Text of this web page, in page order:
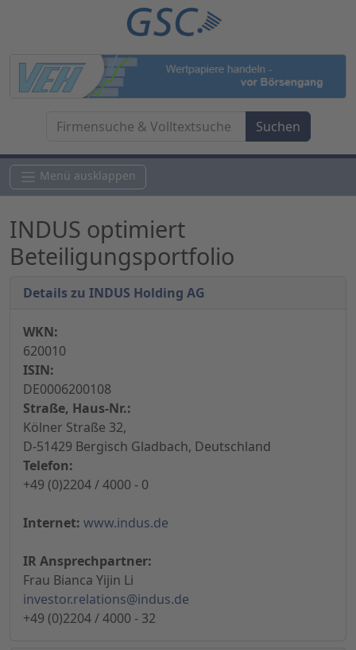
Menü ausklappen
INDUS optimiert
Beteiligungsportfolio
Details zu INDUS Holding AG
WKN:
620010
ISIN:
DE0006200108
Straße, Haus-Nr.:
Kölner Straße 32,
D-51429 Bergisch Gladbach, Deutschland
Telefon:
+49 (0)2204 / 4000 - 0
Internet: www.indus.de
IR Ansprechpartner:
Frau Bianca Yijin Li
investor.relations@indus.de
+49 (0)2204 / 4000 - 32